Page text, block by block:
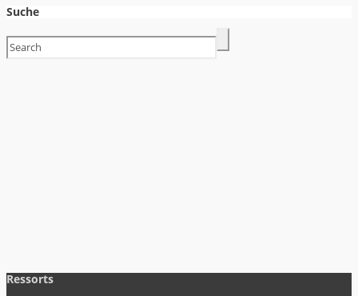
Suche
Ressorts